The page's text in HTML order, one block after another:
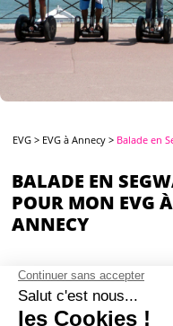
EVG > EVG à Annecy > Balade en
BALADE EN
POUR MON EVG À
ANNECY